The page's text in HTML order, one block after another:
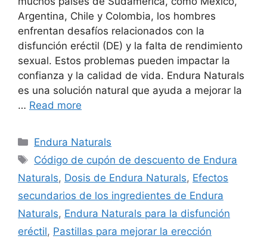
Argentina, Chile y Colombia, los hombres
enfrentan desafíos relacionados con la
disfunción eréctil (DE) y la falta de rendimiento
sexual. Estos problemas pueden impactar la
confianza y la calidad de vida. Endura Naturals
es una solución natural que ayuda a mejorar la
… Read more
Categories
Endura Naturals
Tags
Código de cupón de descuento de Endura
Naturals, Dosis de Endura Naturals, Efectos
secundarios de los ingredientes de Endura
Naturals, Endura Naturals para la disfunción
eréctil, Pastillas para mejorar la erección